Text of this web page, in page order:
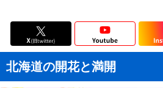
北海道の開花と満開